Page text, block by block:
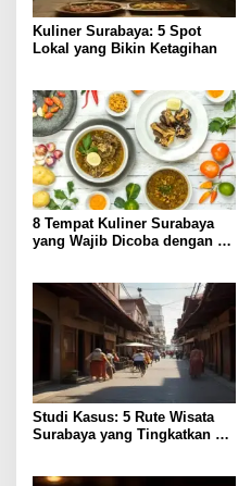
Kuliner Surabaya: 5 Spot
Lokal yang Bikin Ketagihan
8 Tempat Kuliner Surabaya
yang Wajib Dicoba dengan
Studi Kasus: 5 Rute Wisata
Surabaya yang Tingkatkan